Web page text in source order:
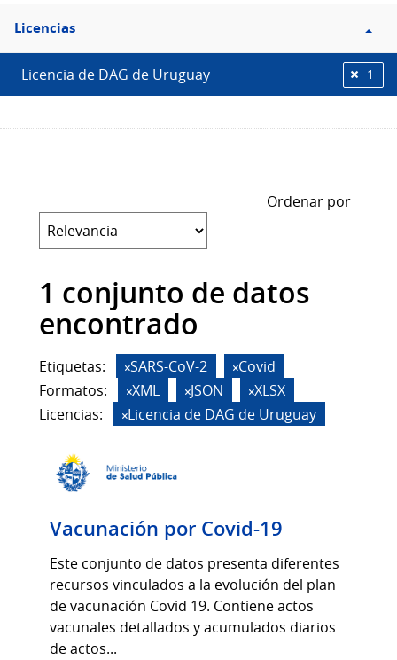
Filtro
Licencias
Licencias
Licencia de DAG de Uruguay 1
Ordenar por
1 conjunto de datos
encontrado
Etiquetas: SARS-CoV-2
Covid
Formatos:
XML JSON
XLSX
Licencias:
Licencia de DAG de Uruguay
Vacunación por Covid-19
Este conjunto de datos presenta diferentes
recursos vinculados a la evolución del plan
de vacunación Covid 19. Contiene actos
vacunales detallados y acumulados diarios
de actos...